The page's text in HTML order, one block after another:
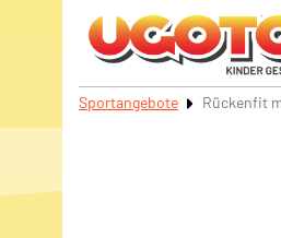
Sportangebote Rückenfit